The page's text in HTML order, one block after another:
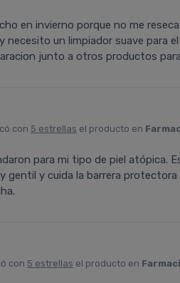
en invierno porque no me
necesito un limpiador suave para
junto a otros productos
con 5 estrellas el producto en
para mi tipo de piel atópica.
gentil y cuida la barrera
con 5 estrellas el producto en